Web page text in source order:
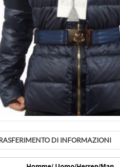
DI INFORMAZIONI